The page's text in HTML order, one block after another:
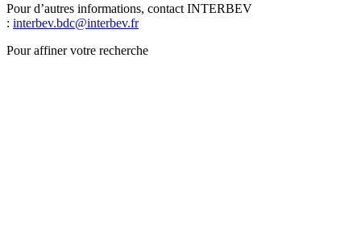
Pour d’autres informations, contact INTERBEV
: interbev.bdc@interbev.fr
Pour affiner votre recherche